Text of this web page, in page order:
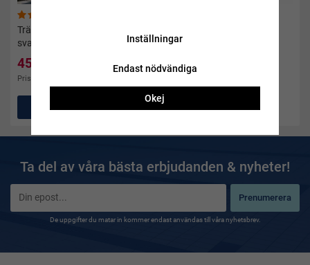
Träningsbyxor 3/4
svart/rosa
45 kr
Pris i andra butiker 249 kr
svart/rosa
50 kr
Ta del av våra bästa erbjudanden & nyheter!
Prenumerera
De uppgifter du matar in kommer endast användas till våra nyhetsbrev.
Inställningar
Endast nödvändiga
Okej